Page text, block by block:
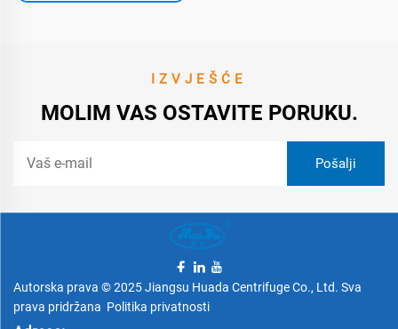
IZVJEŠĆE
MOLIM VAS OSTAVITE PORUKU.
Autorska prava © 2025 Jiangsu Huada Centrifuge Co., Ltd. Sva
prava pridržana Politika privatnosti